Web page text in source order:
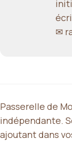
✉
Passerelle de
indépendante.
ajoutant dans